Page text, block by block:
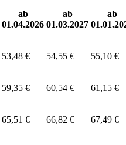
ab
01.04.2026
ab
01.03.2027
ab
53,48 € 54,55 € 55,10 €
59,35 € 60,54 € 61,15 €
65,51 € 66,82 € 67,49 €